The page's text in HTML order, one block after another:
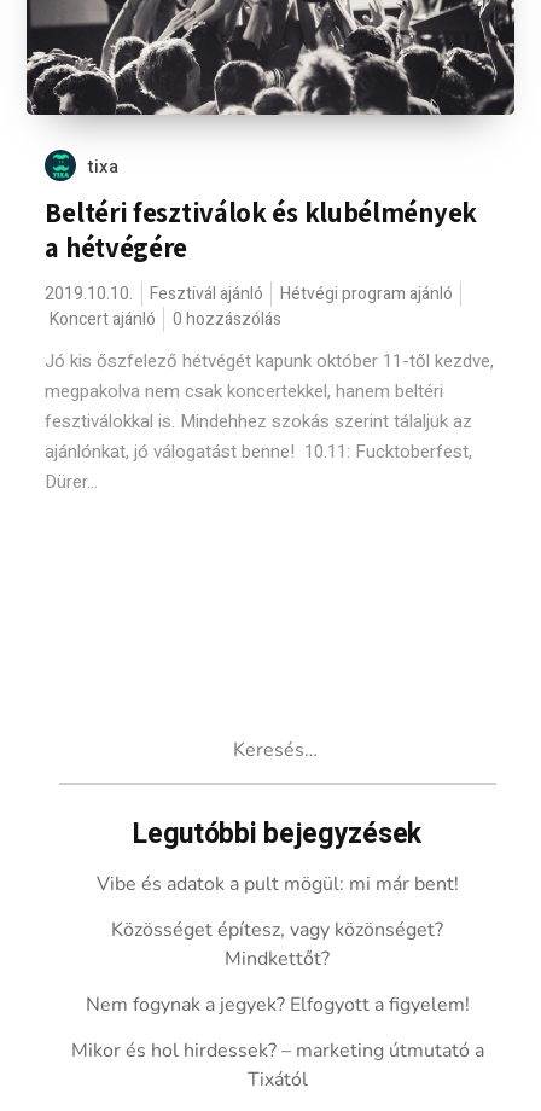
tixa
Beltéri fesztiválok és klubélmények
a hétvégére
2019.10.10. Fesztivál ajánló
Hétvégi program ajánló
Koncert ajánló
0 hozzászólás
Jó kis őszfelező hétvégét kapunk október 11-től kezdve,
megpakolva nem csak koncertekkel, hanem beltéri
fesztiválokkal is. Mindehhez szokás szerint tálaljuk az
ajánlónkat, jó válogatást benne! 10.11: Fucktoberfest,
Dürer...
Legutóbbi bejegyzések
Vibe és adatok a pult mögül: mi már bent!
Közösséget építesz, vagy közönséget?
Mindkettőt?
Nem fogynak a jegyek? Elfogyott a figyelem!
Mikor és hol hirdessek? – marketing útmutató a
Tixától